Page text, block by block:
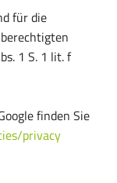
für die
1 S. 1 lit. f
finden Sie
privacy